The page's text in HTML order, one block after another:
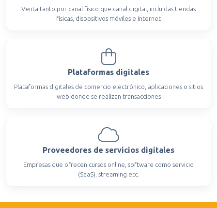
Venta tanto por canal físico que canal digital, incluidas tiendas
físicas, dispositivos móviles e Internet
Plataformas digitales
Plataformas digitales de comercio electrónico, aplicaciones o sitios
web donde se realizan transacciones
Proveedores de servicios digitales
Empresas que ofrecen cursos online, software como servicio
(SaaS), streaming etc.